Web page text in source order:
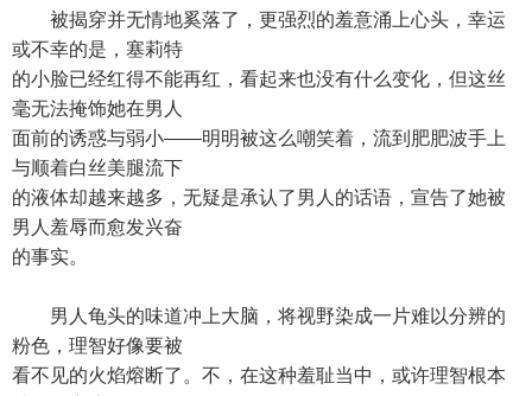
被揭穿并无情地奚落了，更强烈的羞意涌上心头，幸运
或不幸的是，塞莉特
的小脸已经红得不能再红，看起来也没有什么变化，但这丝
毫无法掩饰她在男人
面前的诱惑与弱小——明明被这么嘲笑着，流到肥肥波手上
与顺着白丝美腿流下
的液体却越来越多，无疑是承认了男人的话语，宣告了她被
男人羞辱而愈发兴奋
的事实。
男人龟头的味道冲上大脑，将视野染成一片难以分辨的
粉色，理智好像要被
看不见的火焰熔断了。不，在这种羞耻当中，或许理智根本